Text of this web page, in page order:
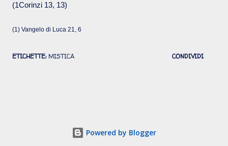
(1Corinzi 13, 13)
(1) Vangelo di Luca 21, 6
ETICHETTE: MISTICA CONDIVIDI
Powered by Blogger